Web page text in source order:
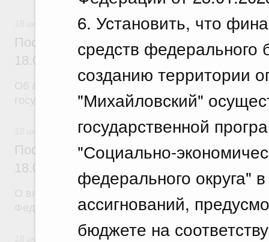
6. Установить, что
средств
созданию территории
"Михайловский"
государственной
"Социально-
федерального округа"
ассигнований,
бюджете на
Постановление Правительства
18.07.2026 г. № 904
Об авансировании
государственных контрактов
Постановление Правительства
18.07.2026 г. № 909
Федерации от 17 февраля 2024 г. № 179